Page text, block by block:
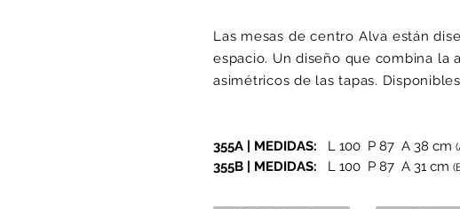
Las mesas de centro Alva están
espacio. Un diseño que combina
asimétricos de las tapas.
355A | MEDIDAS: L 100 P 87 A 38 cm
355B | MEDIDAS: L 100 P 87 A 31 cm